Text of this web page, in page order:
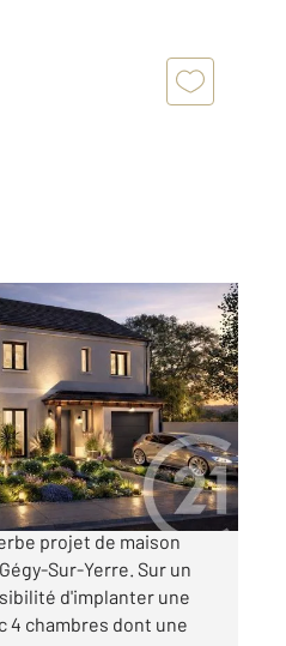
77
€
Sésame, Century21
projet de maison
Sur-Yerre. Sur un
d'implanter une
4 chambres dont une